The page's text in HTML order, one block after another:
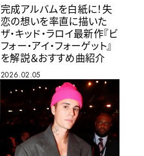
完成アルバムを白紙に！失
恋の想いを率直に描いた
ザ・キッド・ラロイ最新作『ビ
フォー・アイ・フォーゲット』
を解説＆おすすめ曲紹介
2026.02.05